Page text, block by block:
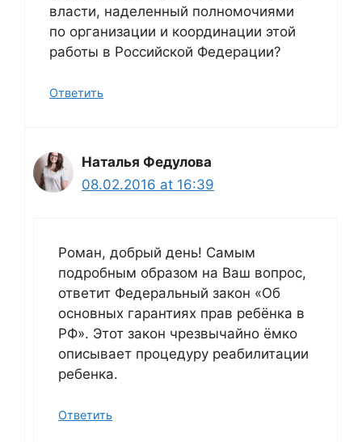
власти, наделенный полномочиями
по организации и координации этой
работы в Российской Федерации?
Ответить
Наталья Федулова
08.02.2016 at 16:39
Роман, добрый день! Самым
подробным образом на Ваш вопрос,
ответит Федеральный закон «Об
основных гарантиях прав ребёнка в
РФ». Этот закон чрезвычайно ёмко
описывает процедуру реабилитации
ребенка.
Ответить